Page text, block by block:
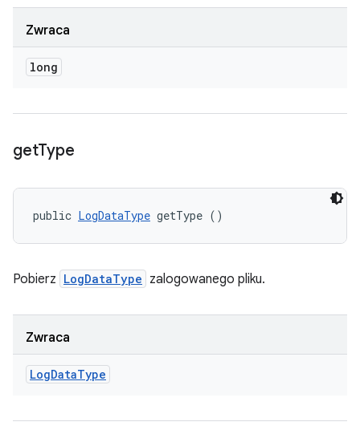
Zwraca
long
getType
public LogDataType getType ()
Pobierz LogDataType zalogowanego pliku.
Zwraca
LogDataType